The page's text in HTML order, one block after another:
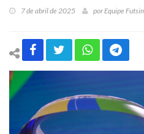
7 de abril de 2025 por Equipe